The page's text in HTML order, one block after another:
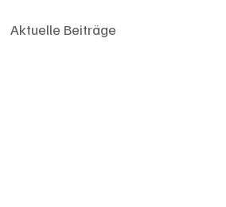
Aktuelle Beiträge